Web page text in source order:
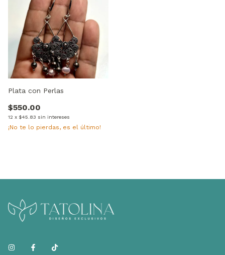
Plata con Perlas
$550.00
12 x $45.83 sin intereses
¡No te lo pierdas, es el último!